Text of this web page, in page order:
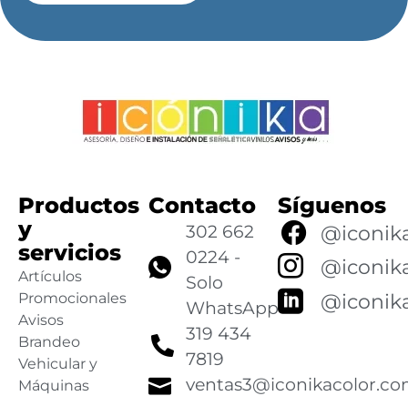
Productos
y
servicios
Artículos
Promocionales
Avisos
Brandeo
Vehicular y
Máquinas
Contacto
302 662
0224 -
Solo
WhatsApp
319 434
7819
Síguenos